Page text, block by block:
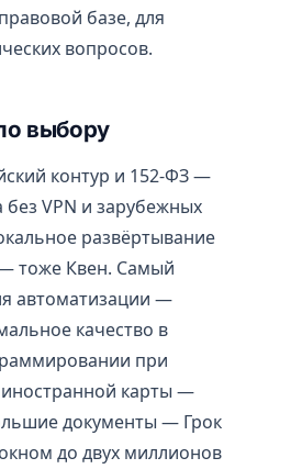
базе, для
вопросов.
выбору
контур и 152-ФЗ —
без VPN и зарубежных
развёртывание
тоже Квен. Самый
автоматизации —
качество в
при
карты —
документы — Грок
до двух миллионов